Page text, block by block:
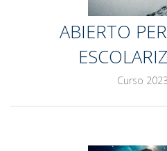
ABIERTO
Curso